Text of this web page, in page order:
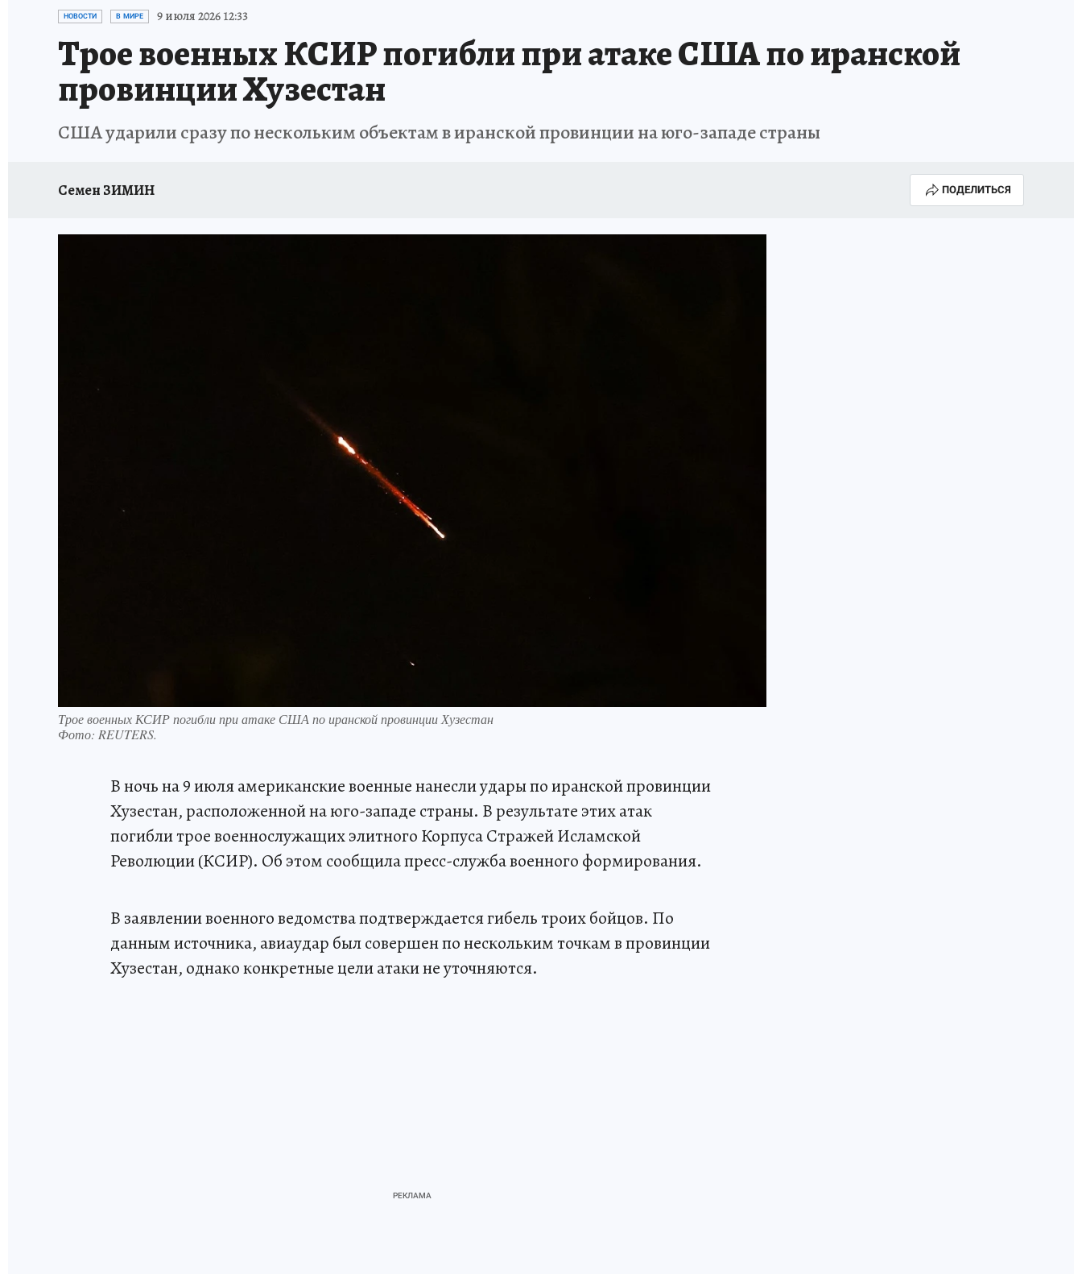
ИСПЫТАНО НА СЕБЕ
НОВОСТИ В МИРЕ 9 июля 2026 12:33
Трое военных КСИР погибли при атаке США по иранской
провинции Хузестан
США ударили сразу по нескольким объектам в иранской провинции на юго-западе страны
Семен ЗИМИН ПОДЕЛИТЬСЯ
Трое военных КСИР погибли при атаке США по иранской провинции Хузестан
Фото: REUTERS.
В ночь на 9 июля американские военные нанесли удары по иранской провинции
Хузестан, расположенной на юго-западе страны. В результате этих атак
погибли трое военнослужащих элитного Корпуса Стражей Исламской
Революции (КСИР). Об этом сообщила пресс-служба военного формирования.
В заявлении военного ведомства подтверждается гибель троих бойцов. По
данным источника, авиаудар был совершен по нескольким точкам в провинции
Хузестан, однако конкретные цели атаки не уточняются.